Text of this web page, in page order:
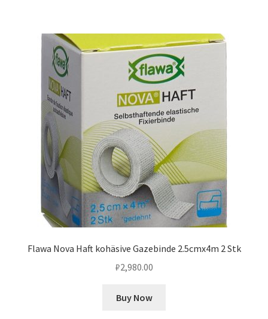
Flawa Nova Haft kohäsive Gazebinde 2.5cmx4m 2 Stk
₽2,980.00
Buy Now